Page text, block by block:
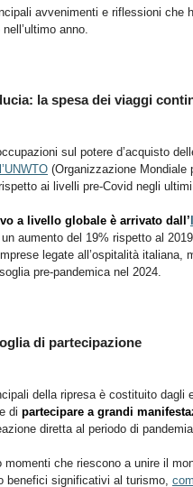
avvenimenti e riflessioni che
anno.
la spesa dei viaggi
sul potere d’acquisto
(Organizzazione Mondiale
ai livelli pre-Covid negli
a livello globale è arrivato dall’
aumento del 19% rispetto al
legate all’ospitalità italiana,
pre-pandemica nel 2024.
di partecipazione
della ripresa è costituito
di partecipare a grandi
diretta al periodo di
momenti che riescono a unire il
benefici significativi al turismo,